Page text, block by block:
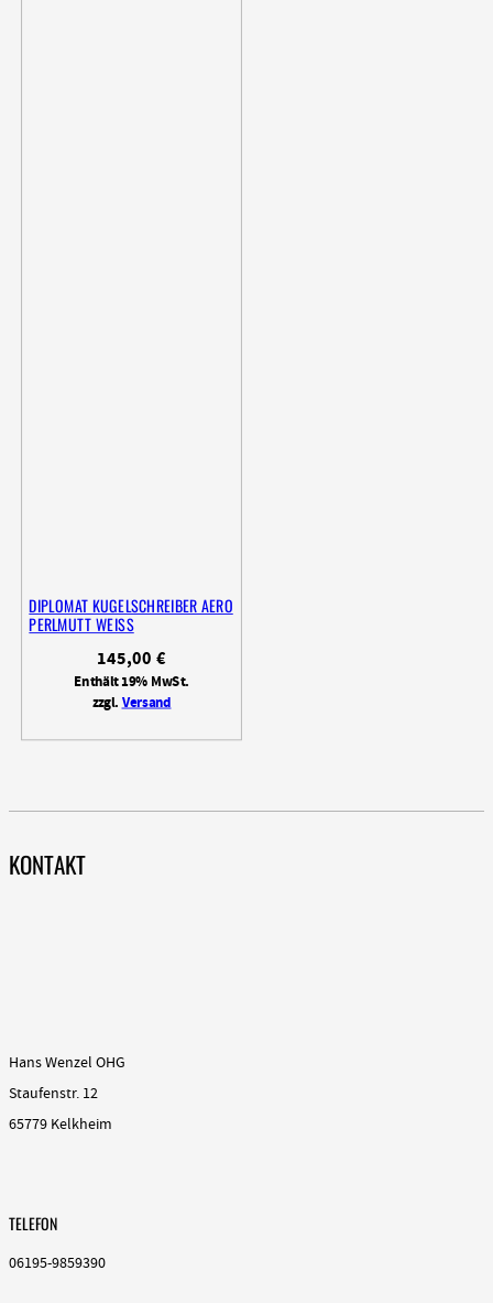
DIPLOMAT KUGELSCHREIBER AERO
PERLMUTT WEISS
145,00 €
Enthält 19% MwSt.
zzgl.Versand
KONTAKT
Hans Wenzel OHG
Staufenstr. 12
65779 Kelkheim
TELEFON
06195-9859390